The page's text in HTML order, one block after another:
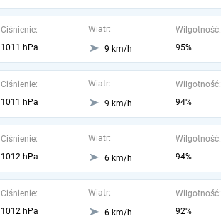
Ciśnienie:
1011 hPa
Wiatr:
9 km/h
Wilgotność:
95%
Ciśnienie:
1011 hPa
Wiatr:
9 km/h
Wilgotność:
94%
Ciśnienie:
1012 hPa
Wiatr:
6 km/h
Wilgotność:
94%
Ciśnienie:
1012 hPa
Wiatr:
6 km/h
Wilgotność:
92%